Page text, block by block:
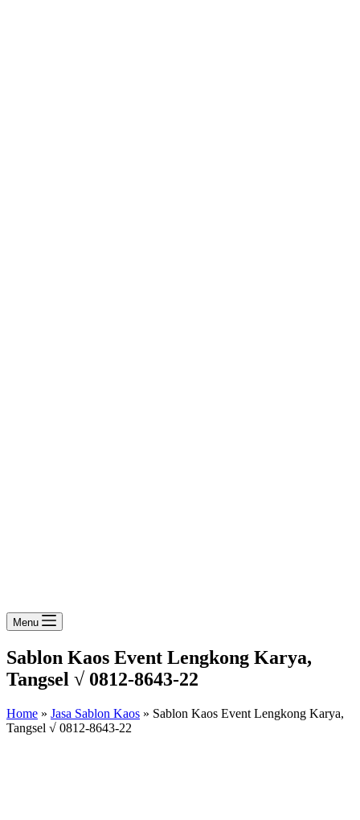
Menu
Sablon Kaos Event Lengkong Karya,
Tangsel √ 0812-8643-22
Home » Jasa Sablon Kaos » Sablon Kaos Event Lengkong Karya,
Tangsel √ 0812-8643-22